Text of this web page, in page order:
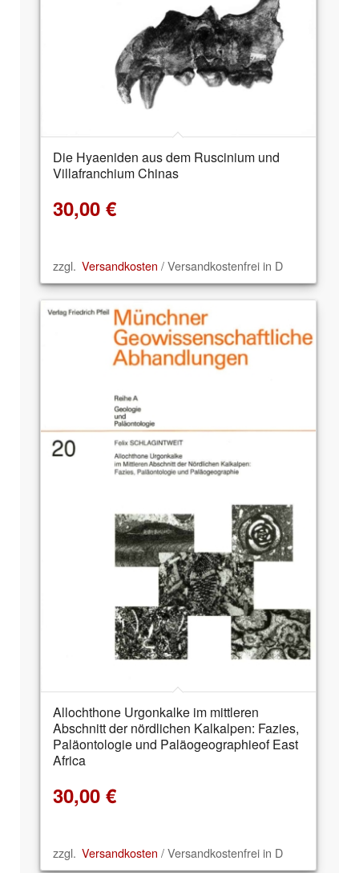
Die Hyaeniden aus dem Ruscinium und
Villafranchium Chinas
30,00 €
zzgl. Versandkosten / Versandkostenfrei in D
Allochthone Urgonkalke im mittleren
Abschnitt der nördlichen Kalkalpen: Fazies,
Paläontologie und Paläogeographieof East
Africa
30,00 €
zzgl. Versandkosten / Versandkostenfrei in D